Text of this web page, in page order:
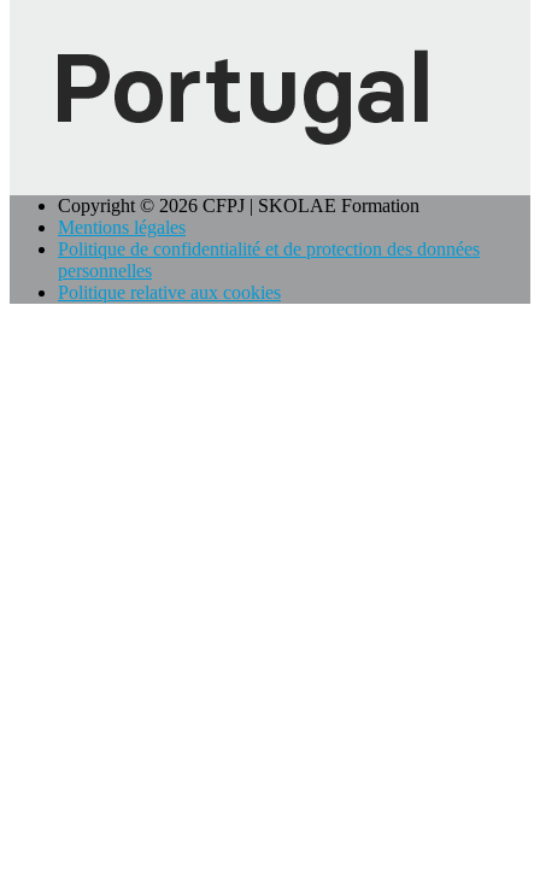
Copyright © 2026 CFPJ | SKOLAE Formation
Mentions légales
Politique de confidentialité et de protection des données
personnelles
Politique relative aux cookies